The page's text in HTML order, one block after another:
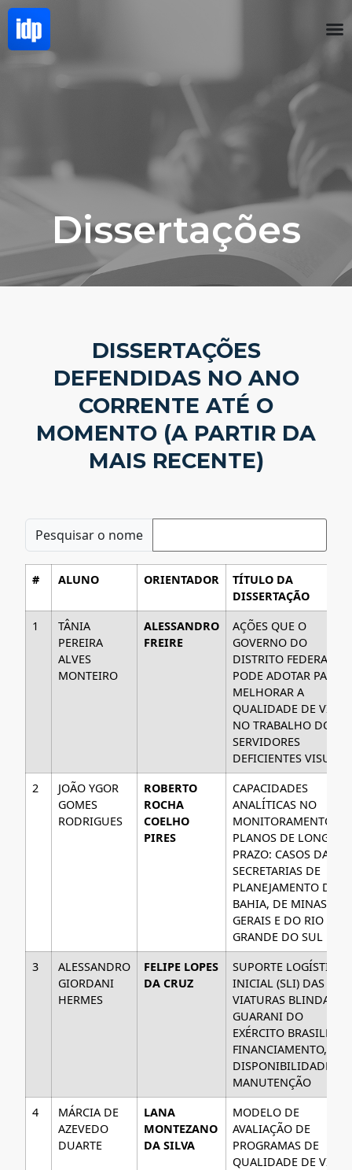
Dissertações
DISSERTAÇÕES
DEFENDIDAS NO ANO
CORRENTE ATÉ O
MOMENTO (A PARTIR DA
MAIS RECENTE)
Pesquisar o nome
# ALUNO ORIENTADOR
TÍTULO DA
DISSERTAÇÃO
1
TÂNIA
PEREIRA
ALVES
MONTEIRO
ALESSANDRO
FREIRE
AÇÕES QUE O
GOVERNO DO
DISTRITO FEDERAL
PODE ADOTAR PARA
MELHORAR A
QUALIDADE DE VIDA
NO TRABALHO DOS
SERVIDORES
DEFICIENTES VISUAIS
2
JOÃO YGOR
GOMES
RODRIGUES
ROBERTO
ROCHA
COELHO
PIRES
CAPACIDADES
ANALÍTICAS NO
MONITORAMENTO DE
PLANOS DE LONGO
PRAZO: CASOS DAS
SECRETARIAS DE
PLANEJAMENTO DA
BAHIA, DE MINAS
GERAIS E DO RIO
GRANDE DO SUL
3
ALESSANDRO
GIORDANI
HERMES
FELIPE LOPES
DA CRUZ
SUPORTE LOGÍSTICO
INICIAL (SLI) DAS
VIATURAS BLINDADAS
GUARANI DO
EXÉRCITO
FINANCIAMENTO,
DISPONIBILIDADE E
MANUTENÇÃO
4
MÁRCIA DE
AZEVEDO
DUARTE
LANA
MONTEZANO
DA SILVA
MODELO DE
AVALIAÇÃO DE
PROGRAMAS DE
QUALIDADE DE VIDA